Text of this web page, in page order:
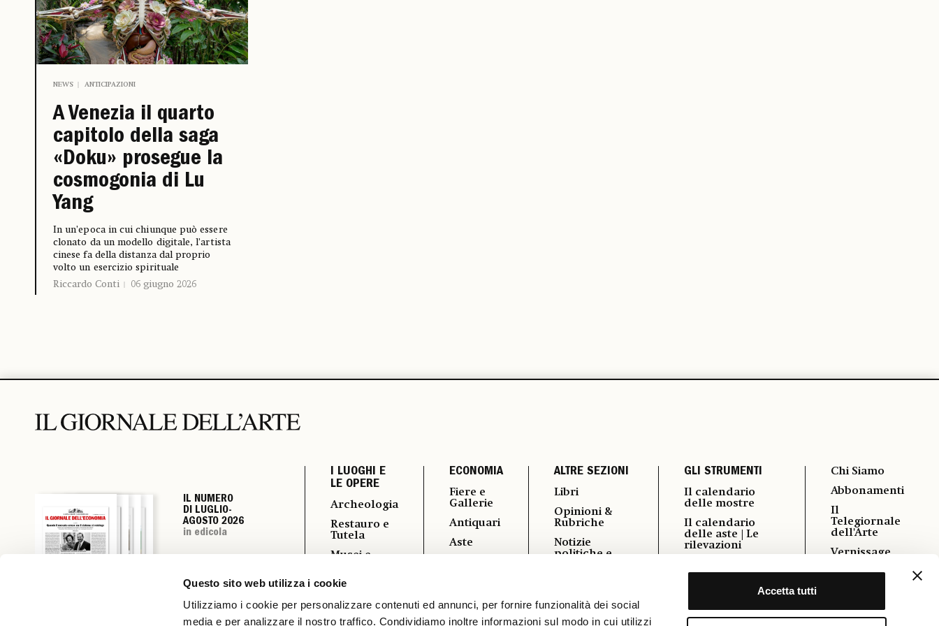
Questo sito web utilizza i cookie
Utilizziamo i cookie per personalizzare contenuti ed annunci, per fornire funzionalità dei social
media e per analizzare il nostro traffico. Condividiamo inoltre informazioni sul modo in cui utilizzi
Accetta tutti
NEWS ANTICIPAZIONI
A Venezia il quarto
capitolo della saga
«Doku» prosegue la
cosmogonia di Lu
Yang
In un’epoca in cui chiunque può essere
clonato da un modello digitale, l’artista
cinese fa della distanza dal proprio
volto un esercizio spirituale
Riccardo Conti
06 giugno 2026
IL NUMERO
DI LUGLIO-
AGOSTO 2026
in edicola
IL NUMERO
DI LUGLIO-
AGOSTO 2026
in edicola
IL NUMERO
DI LUGLIO-
AGOSTO 2026
in edicola
IL NUMERO
DI LUGLIO-
AGOSTO 2026
in edicola
I LUOGHI E
LE OPERE
Archeologia
Restauro e
Tutela
Musei e
Turismo
ECONOMIA
Fiere e
Gallerie
Antiquari
Aste
ALTRE SEZIONI
Libri
Opinioni &
Rubriche
Notizie
politiche e
Vedere a
GLI STRUMENTI
Il calendario
delle mostre
Il calendario
delle aste | Le
rilevazioni
Chi Siamo
Abbonamenti
Il
Telegiornale
dell'Arte
Vernissage
Pubblicità
Cookie &